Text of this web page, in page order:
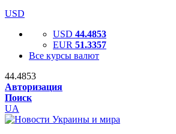
USD
USD 44.4853
EUR 51.3357
Все курсы валют
44.4853
Авторизация
Поиск
UA